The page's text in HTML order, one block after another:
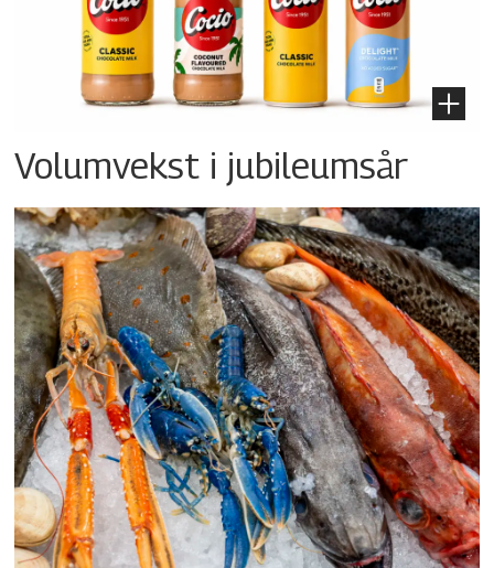
Volumvekst i jubileumsår